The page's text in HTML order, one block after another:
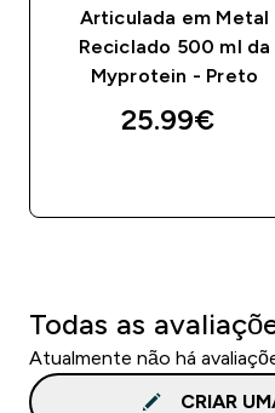
Articulada em Metal
Reciclado 500 ml da
Myprotein - Preto
25.99€‎
Todas as
Atualmente não há
CRIAR